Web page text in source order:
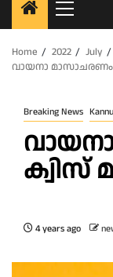
Primary
Menu
Home
2022 July
വായനാ
Breaking News
ക്വിസ്
4 years ago